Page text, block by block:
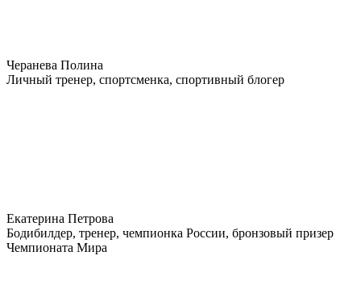
Черанева Полина
Личный тренер, спортсменка, спортивный блогер
Екатерина Петрова
Бодибилдер, тренер, чемпионка России, бронзовый призер
Чемпионата Мира